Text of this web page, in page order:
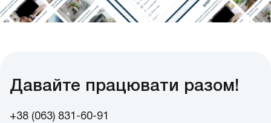
Давайте працювати разом!
+38 (063) 831-60-91